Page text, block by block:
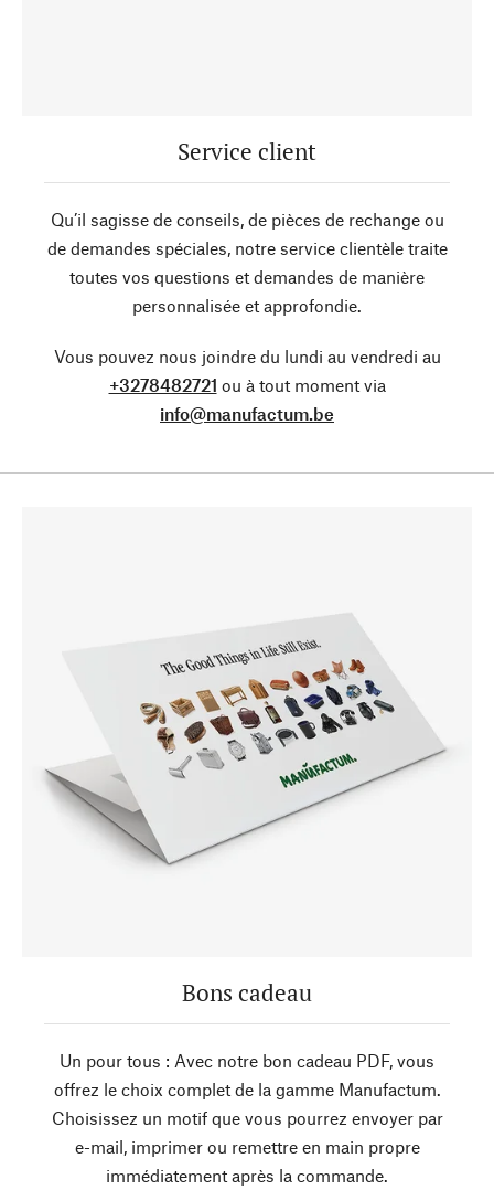
Service client
Qu’il sagisse de conseils, de pièces de rechange ou
de demandes spéciales, notre service clientèle traite
toutes vos questions et demandes de manière
personnalisée et approfondie.
Vous pouvez nous joindre du lundi au vendredi au
+3278482721 ou à tout moment via
info@manufactum.be
Bons cadeau
Un pour tous : Avec notre bon cadeau PDF, vous
offrez le choix complet de la gamme Manufactum.
Choisissez un motif que vous pourrez envoyer par
e-mail, imprimer ou remettre en main propre
immédiatement après la commande.